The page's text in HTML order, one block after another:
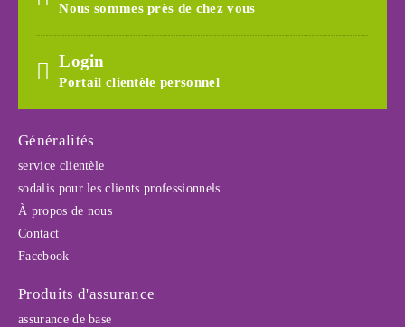
Nous sommes près de chez vous
Login
Portail clientèle personnel
Généralités
service clientèle
sodalis pour les clients professionnels
À propos de nous
Contact
Facebook
Produits d'assurance
assurance de base